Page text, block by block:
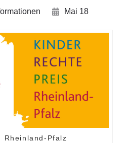
Mai 18
Rheinland-Pfalz